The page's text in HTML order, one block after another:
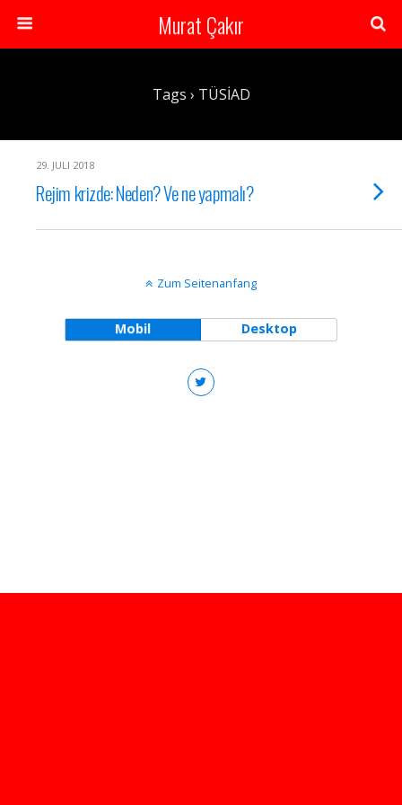
Murat Çakır
Tags › TÜSİAD
29. JULI 2018
Rejim krizde: Neden? Ve ne yapmalı?
Zum Seitenanfang
Mobil Desktop